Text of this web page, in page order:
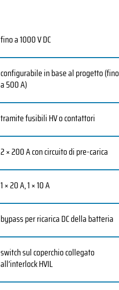
fino a 1000 V DC
configurabile in base al progetto (fino
a 500 A)
tramite fusibili HV o contattori
2 × 200 A con circuito di pre-carica
1 × 20 A, 1 × 10 A
bypass per ricarica DC della batteria
switch sul coperchio collegato
all’interlock HVIL